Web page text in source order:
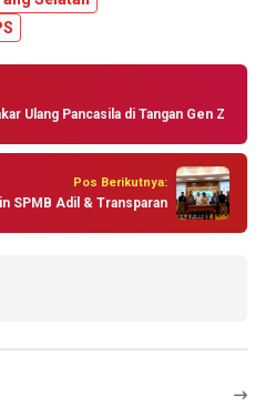
Ulang Pancasila di Tangan Gen Z
Pos Berikutnya:
SPMB Adil & Transparan